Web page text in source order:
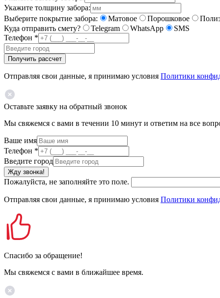
Укажите толщину забора:
Выберите покрытие забора:
Матовое Порошковое
Куда отправить смету?
Telegram WhatsApp
SMS
Телефон *
Получить рассчет
Отправляя свои данные, я принимаю условия Политики
Оставьте заявку на обратный звонок
Мы свяжемся с вами в течении 10 минут и ответим на все
Ваше имя
Телефон *
Введите город
Жду звонка!
Пожалуйста, не заполняйте это поле.
Отправляя свои данные, я принимаю условия Политики
Спасибо за обращение!
Мы свяжемся с вами в ближайшее время.